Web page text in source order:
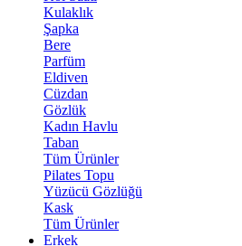
Kulaklık
Şapka
Bere
Parfüm
Eldiven
Cüzdan
Gözlük
Kadın Havlu
Taban
Tüm Ürünler
Pilates Topu
Yüzücü Gözlüğü
Kask
Tüm Ürünler
Erkek